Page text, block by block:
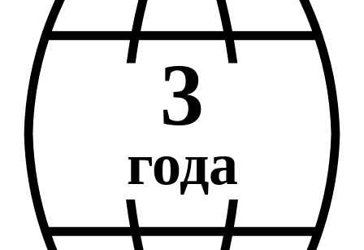
3
года